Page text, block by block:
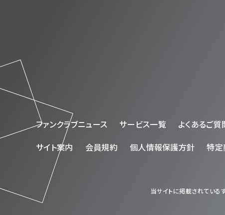
ファンクラブニュース サービス一覧 よくあるご質
サイト案内
会員規約 個人情報保護方針 特
当サイトに掲載されている